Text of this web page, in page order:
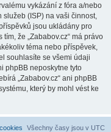
vykázání z fóra a/nebo
(ISP) na vaši činnost,
jsou ukládány pro
že „Zababov.cz“ má právo
téma nebo příspěvek,
souhlasíte se všemi údaji
phpBB neposkytne tyto
„Zababov.cz“ ani phpBB
který by mohl vést ke
Všechny časy jsou v UTC